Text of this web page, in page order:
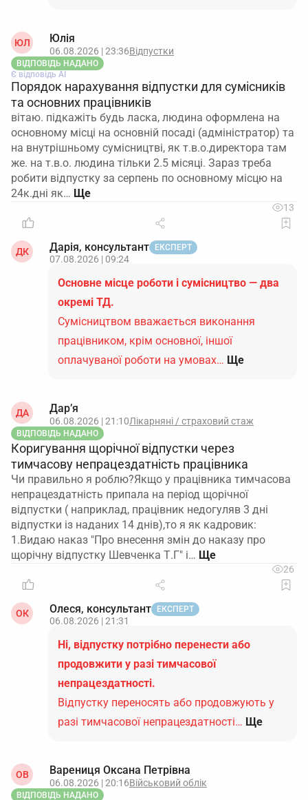
ЮЛ Юлія
06.08.2026 | 23:36Відпустки
ВІДПОВІДЬ НАДАНО
Є відповідь АІ
Порядок нарахування відпустки для сумісників
та основних працівників
вітаю. підкажіть будь ласка, людина оформлена на
основному місці на основній посаді (адміністратор) та
на внутрішньому сумісництві, як т.в.о.директора там
же. на т.в.о. людина тільки 2.5 місяці. Зараз треба
робити відпустку за серпень по основному місцю на
24к.дні як…
13
ДК Дарія, консультант ЕКСПЕРТ
07.08.2026 | 09:24
Основне місце роботи і сумісництво — два
окремі ТД.
Сумісництвом вважається виконання
працівником, крім основної, іншої
оплачуваної роботи на умовах… Ще
ДА Дар’я
06.08.2026 | 21:10Лікарняні / страховий стаж
ВІДПОВІДЬ НАДАНО
Коригування щорічної відпустки через
тимчасову непрацездатність працівника
Чи правильно я роблю?Якщо у працівника тимчасова
непрацездатність припала на період щорічної
відпустки ( наприклад, працівник недогуляв 3 дні
відпустки із наданих 14 днів),то я як кадровик:
1.Видаю наказ "Про внесення змін до наказу про
щорічну відпустку Шевченка Т.Г" і…
26
ОК Олеся, консультант ЕКСПЕРТ
06.08.2026 | 21:31
Ні, відпустку потрібно перенести або
продовжити у разі тимчасової
непрацездатності.
Відпустку переносять або продовжують у
разі тимчасової непрацездатності… Ще
ОВ Варениця Оксана Петрівна
06.08.2026 | 20:16Військовий облік
ВІДПОВІДЬ НАДАНО